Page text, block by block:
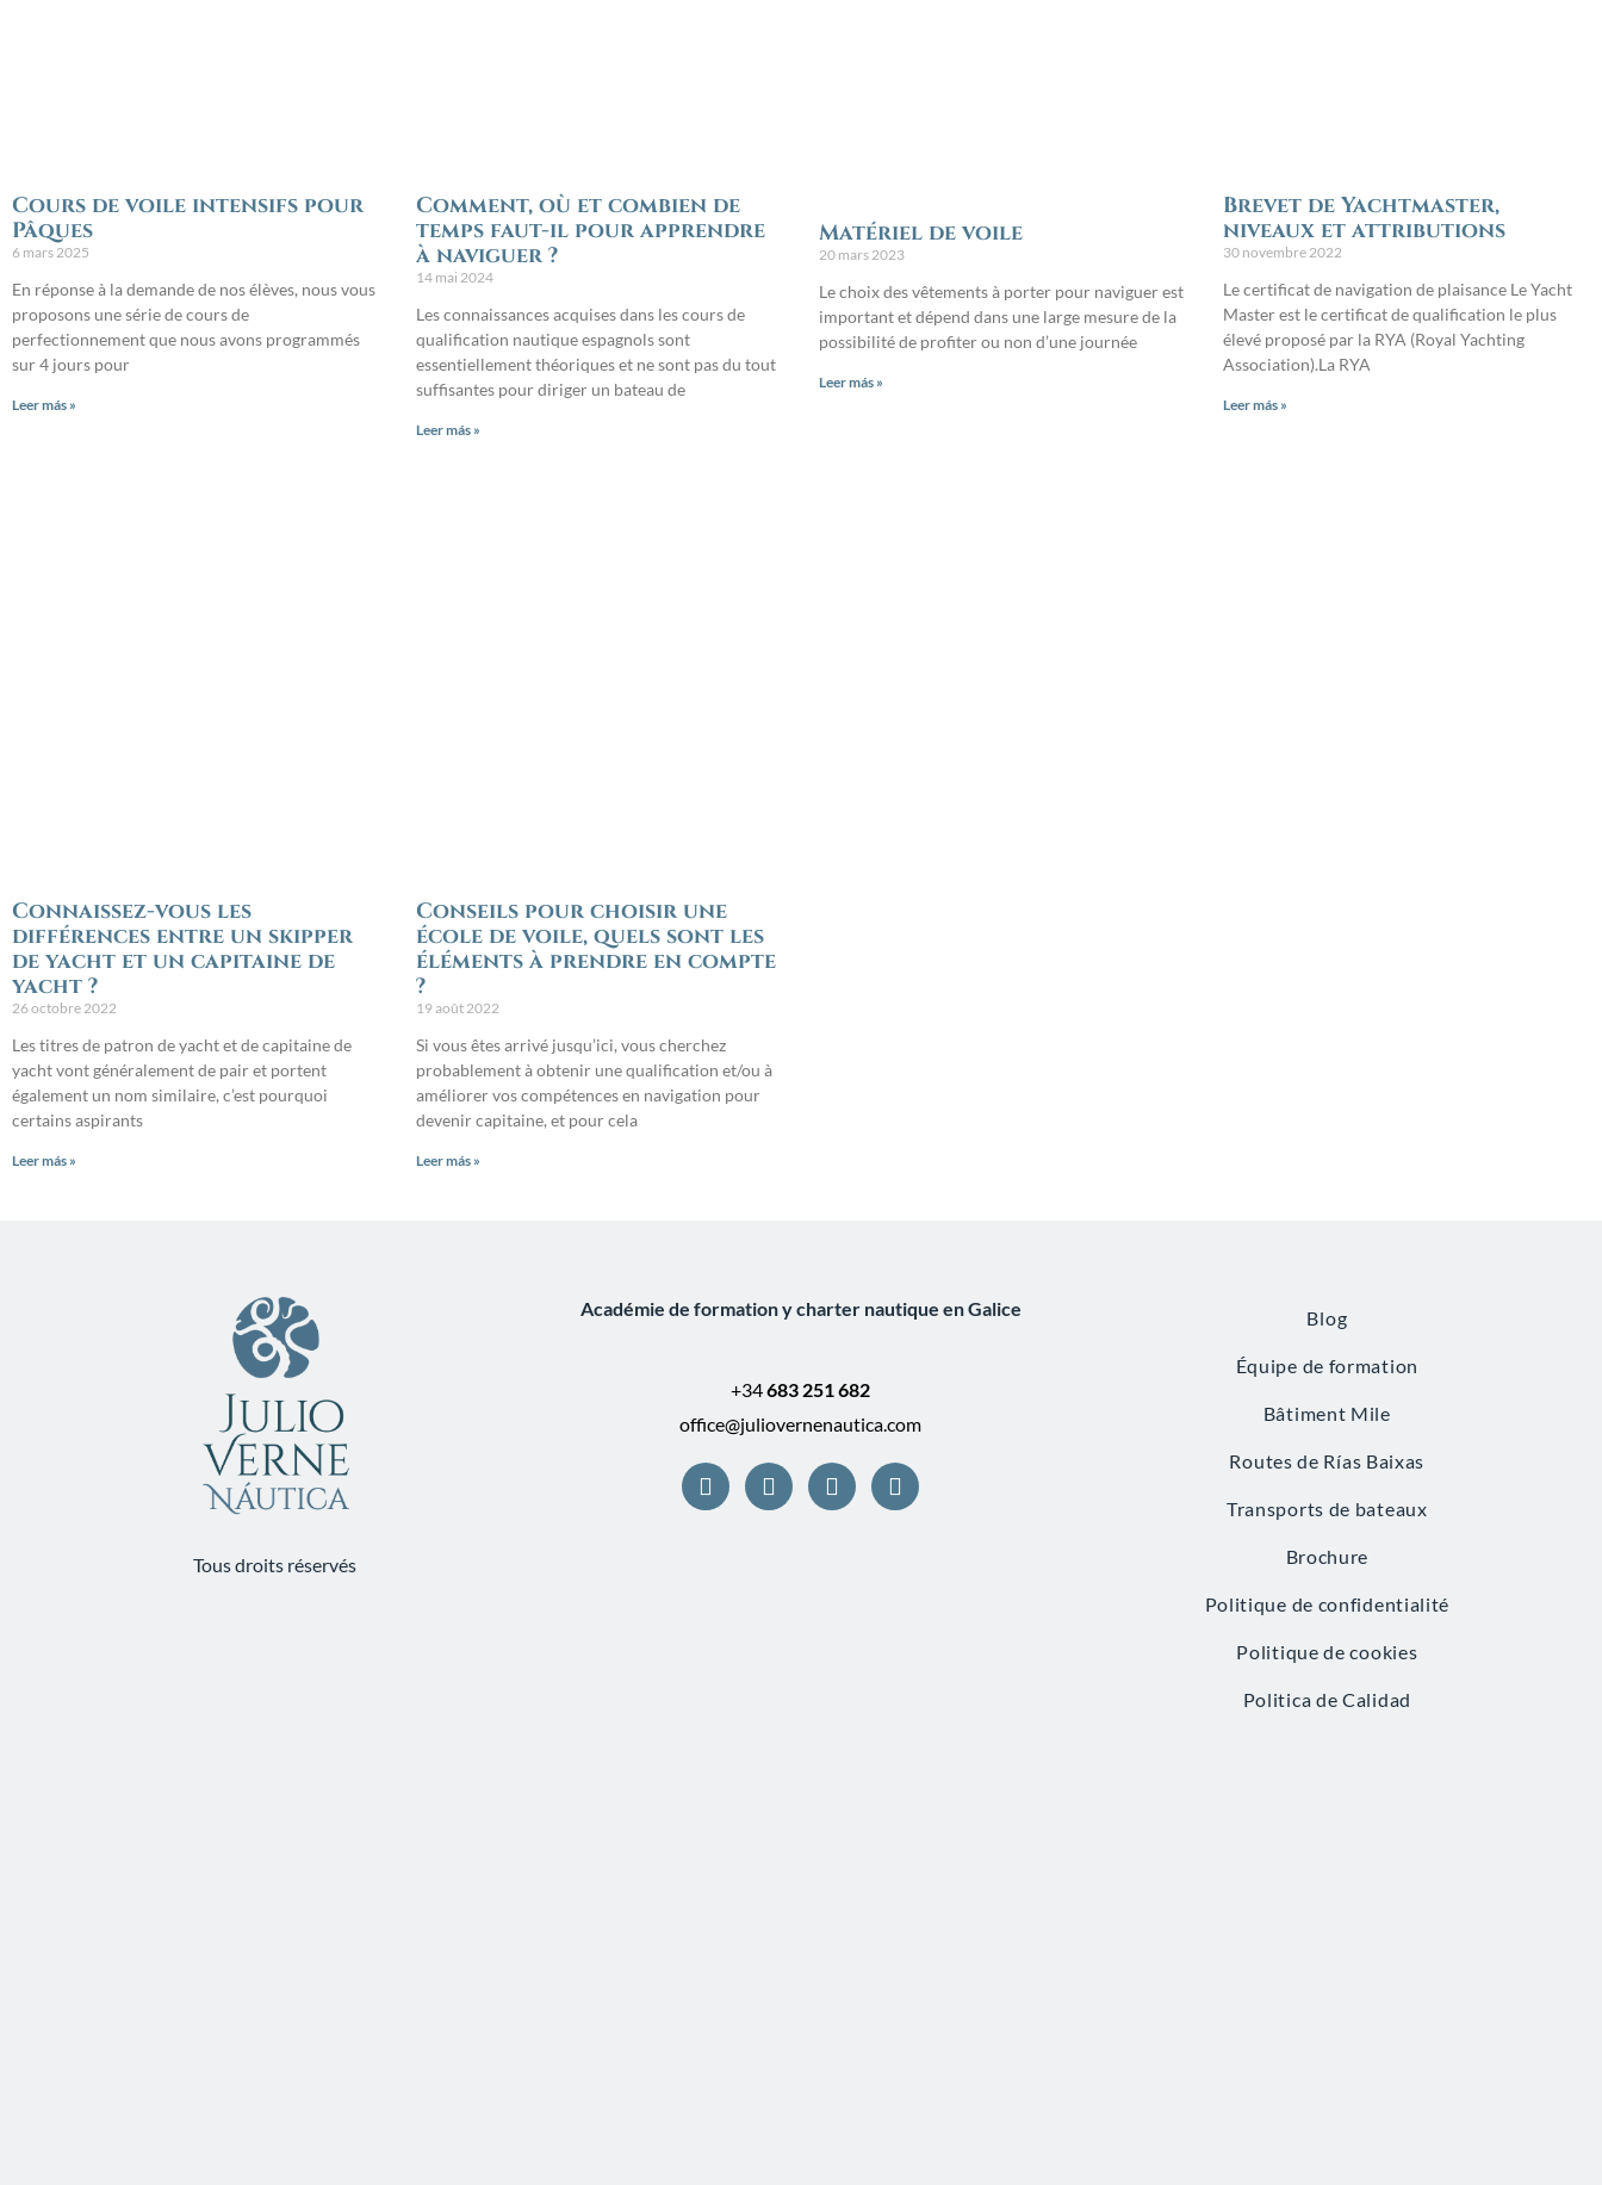
Cours de voile intensifs pour
Pâques
6 mars 2025
En réponse à la demande de nos élèves, nous vous
proposons une série de cours de
perfectionnement que nous avons programmés
sur 4 jours pour
Leer más »
Comment, où et combien de
temps faut-il pour apprendre
à naviguer ?
14 mai 2024
Les connaissances acquises dans les cours de
qualification nautique espagnols sont
essentiellement théoriques et ne sont pas du tout
suffisantes pour diriger un bateau de
Leer más »
Matériel de voile
20 mars 2023
Le choix des vêtements à porter pour naviguer est
important et dépend dans une large mesure de la
possibilité de profiter ou non d’une journée
Leer más »
Brevet de Yachtmaster,
niveaux et attributions
30 novembre 2022
Le certificat de navigation de plaisance Le Yacht
Master est le certificat de qualification le plus
élevé proposé par la RYA (Royal Yachting
Association).La RYA
Leer más »
Connaissez-vous les
différences entre un skipper
de yacht et un capitaine de
yacht ?
26 octobre 2022
Les titres de patron de yacht et de capitaine de
yacht vont généralement de pair et portent
également un nom similaire, c’est pourquoi
certains aspirants
Leer más »
Conseils pour choisir une
école de voile, quels sont les
éléments à prendre en compte
?
19 août 2022
Si vous êtes arrivé jusqu’ici, vous cherchez
probablement à obtenir une qualification et/ou à
améliorer vos compétences en navigation pour
devenir capitaine, et pour cela
Leer más »
Tous droits réservés
Académie de formation y charter nautique en Galice
+34683 251 682
office@juliovernenautica.com
Blog
Équipe de formation
Bâtiment Mile
Routes de Rías Baixas
Transports de bateaux
Brochure
Politique de confidentialité
Politique de cookies
Politica de Calidad